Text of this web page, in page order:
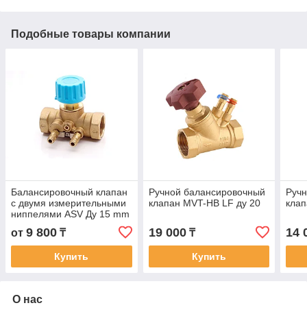
Подобные товары компании
Балансировочный клапан
с двумя измерительными
ниппелями ASV Ду 15 mm
от 9 800 ₸
Купить
Ручной балансировочный
клапан MVT-HB LF ду 20
19 000₸
Купить
14
О нас